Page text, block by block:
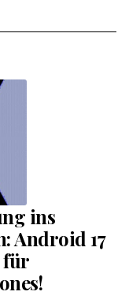
ins
Android 17
für